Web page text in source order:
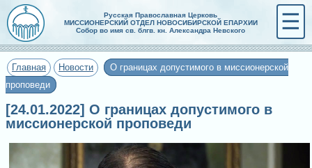
Русская Православная Церковь
МИССИОНЕРСКИЙ ОТДЕЛ НОВОСИБИРСКОЙ ЕПАРХИИ
Собор во имя св. блгв. кн. Александра Невского
☰
Главная Новости
О границах допустимого в миссионерской
проповеди
[24.01.2022] О границах допустимого в
миссионерской проповеди